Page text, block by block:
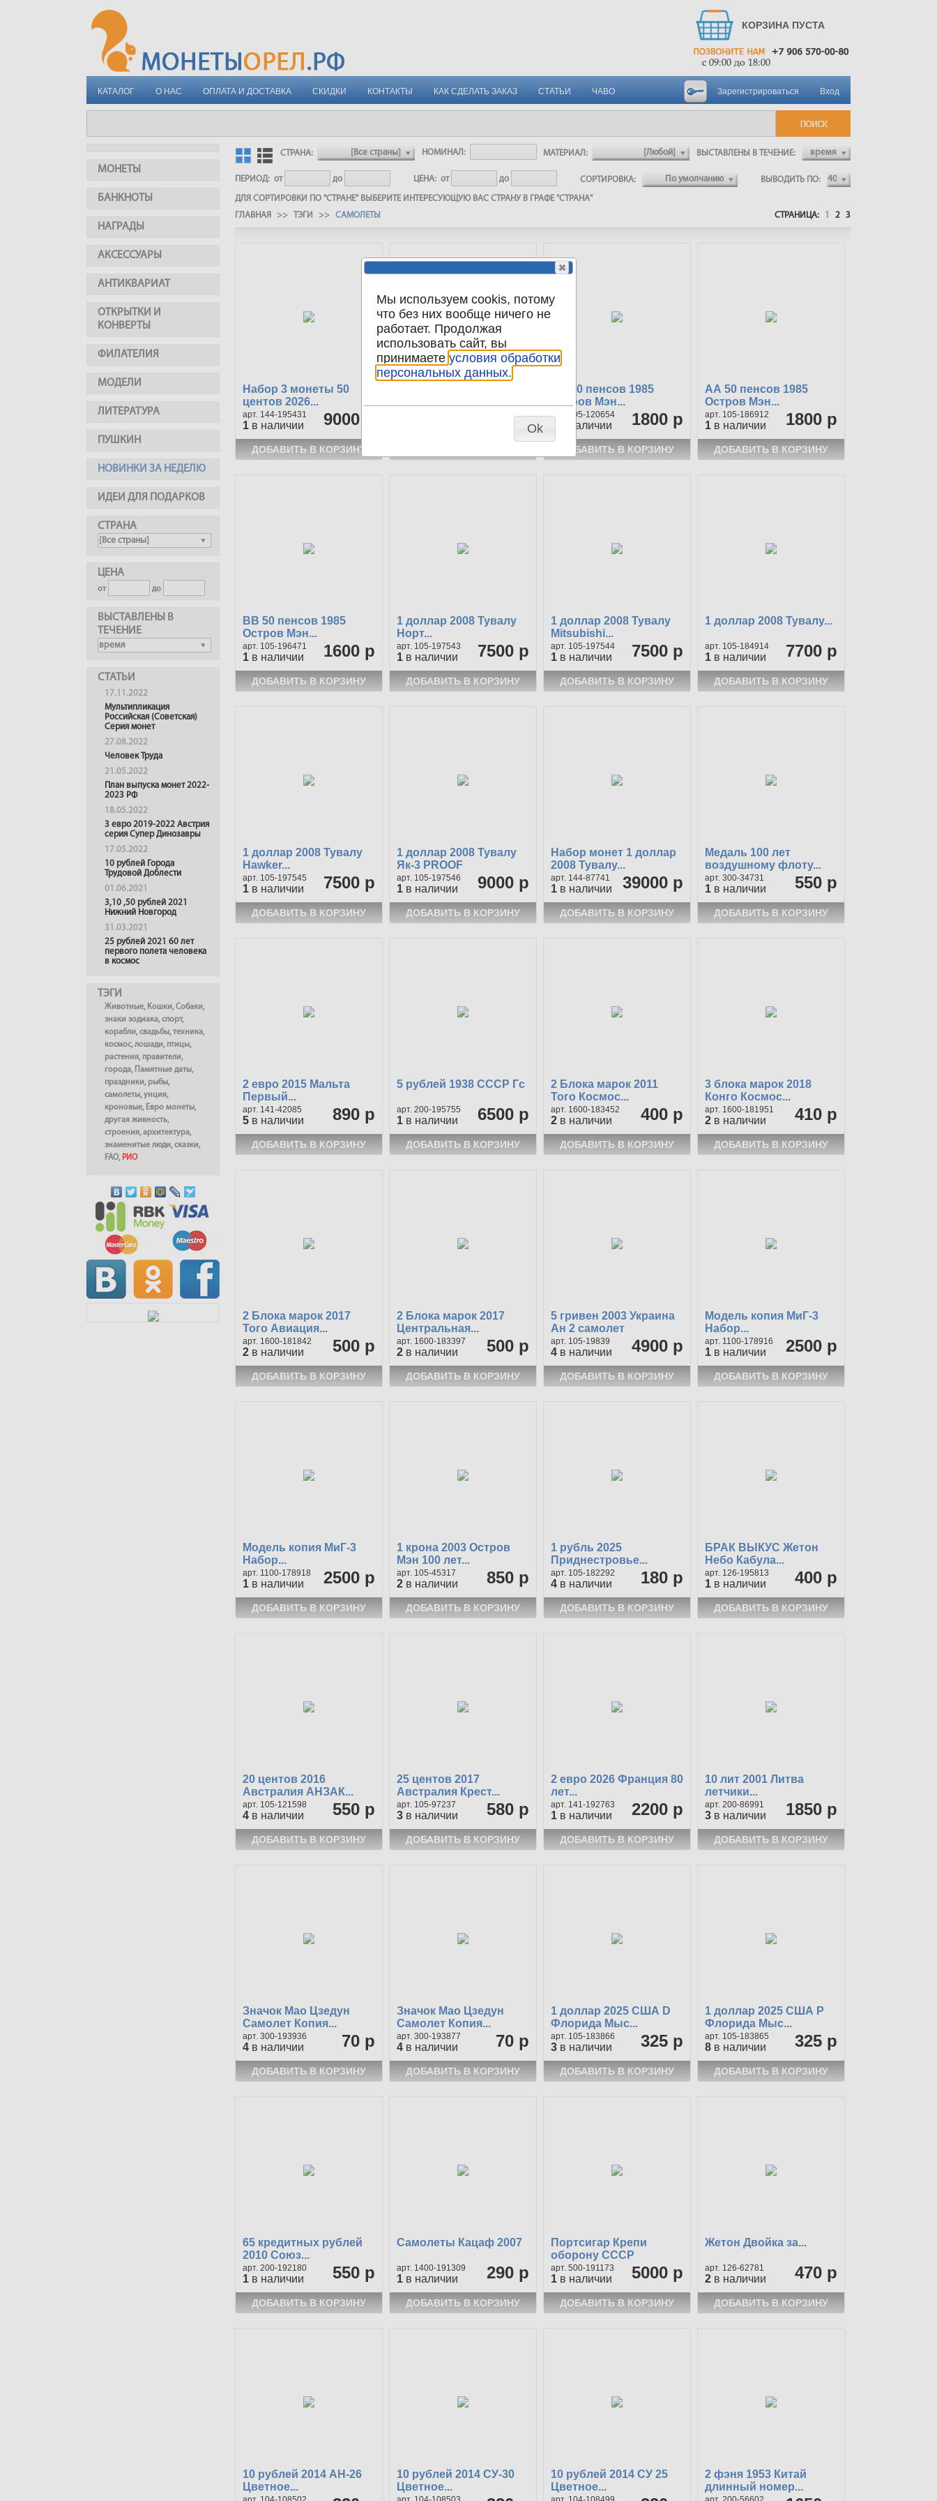
КОРЗИНА ПУСТА
КАТАЛОГ О НАС ОПЛАТА И ДОСТАВКА СКИДКИ КОНТАКТЫ КАК СДЕЛАТЬ ЗАКАЗ СТАТЬИ ЧАВО Вход
Зарегистрироваться
МОНЕТЫ
БАНКНОТЫ
НАГРАДЫ
АКСЕССУАРЫ
АНТИКВАРИАТ
ОТКРЫТКИ И
КОНВЕРТЫ
ФИЛАТЕЛИЯ
МОДЕЛИ
ЛИТЕРАТУРА
ПУШКИН
НОВИНКИ ЗА НЕДЕЛЮ
ИДЕИ ДЛЯ ПОДАРКОВ
СТРАНА
ЦЕНА
от до
ВЫСТАВЛЕНЫ В
ТЕЧЕНИЕ
СТАТЬИ
17.11.2022
Мультипликация
Российская (Советская)
Серия монет
27.08.2022
Человек Труда
21.05.2022
План выпуска монет 2022-
2023 РФ
18.05.2022
3 евро 2019-2022 Австрия
серия Супер Динозавры
17.05.2022
10 рублей Города
Трудовой Доблести
01.06.2021
3,10 ,50 рублей 2021
Нижний Новгород
31.03.2021
25 рублей 2021 60 лет
первого полета человека
в космос
ТЭГИ
Животные, Кошки,Собаки,
знаки зодиака,спорт,
корабли,свадьбы,техника,
космос,лошади, птицы,
растения, правители,
города, Памятные даты,
праздники, рыбы,
самолеты,унция,
кроновые, Евро монеты,
другая живность,
строения,архитектура,
знаменитые люди,сказки,
FAO, РИО
СТРАНА: НОМИНАЛ: МАТЕРИАЛ: ВЫСТАВЛЕНЫ В ТЕЧЕНИЕ:
ПЕРИОД: от до ЦЕНА: от до СОРТИРОВКА: ВЫВОДИТЬ ПО:
ДЛЯ СОРТИРОВКИ ПО "СТРАНЕ" ВЫБЕРИТЕ ИНТЕРЕСУЮЩУЮ ВАС СТРАНУ В ГРАФЕ "СТРАНА"
ГЛАВНАЯ
>> ТЭГИ >> САМОЛЕТЫ СТРАНИЦА: 1 2 3
Набор 3 монеты 50
центов 2026...
9000 р
144-195431
1 в наличии 1900 р
АА 50 пенсов 1985
Остров Мэн...
1800 р
105-120654
в наличии
АА 50 пенсов 1985
Остров Мэн...
1800 р
105-186912
1 в наличии
ВВ 50 пенсов 1985
Остров Мэн...
1600 р
105-196471
1 в наличии
1 доллар 2008 Тувалу
Норт...
7500 р
105-197543
1 в наличии
1 доллар 2008 Тувалу
Mitsubishi...
7500 р
105-197544
1 в наличии
1 доллар 2008 Тувалу...
7700 р
105-184914
1 в наличии
1 доллар 2008 Тувалу
Hawker...
7500 р
105-197545
1 в наличии
1 доллар 2008 Тувалу
Як-3 PROOF
9000 р
105-197546
1 в наличии
Набор монет 1 доллар
2008 Тувалу...
39000 р
144-87741
1 в наличии
Медаль 100 лет
воздушному флоту...
550 р
300-34731
1 в наличии
2 евро 2015 Мальта
Первый...
890 р
141-42085
5 в наличии
5 рублей 1938 СССР Гс
6500 р
200-195755
1 в наличии
2 Блока марок 2011
Того Космос...
400 р
1600-183452
2 в наличии
3 блока марок 2018
Конго Космос...
410 р
1600-181951
2 в наличии
2 Блока марок 2017
Того Авиация...
500 р
1600-181842
2 в наличии
2 Блока марок 2017
Центральная...
500 р
1600-183397
2 в наличии
5 гривен 2003 Украина
Ан 2 самолет
4900 р
105-19839
4 в наличии
Модель копия МиГ-3
Набор...
2500 р
1100-178916
1 в наличии
Модель копия МиГ-3
Набор...
2500 р
1100-178918
1 в наличии
1 крона 2003 Остров
Мэн 100 лет...
850 р
105-45317
2 в наличии
1 рубль 2025
Приднестровье...
180 р
105-182292
4 в наличии
БРАК ВЫКУС Жетон
Небо Кабула...
400 р
126-195813
1 в наличии
20 центов 2016
Австралия АНЗАК...
550 р
105-121598
4 в наличии
25 центов 2017
Австралия Крест...
580 р
105-97237
3 в наличии
2 евро 2026 Франция 80
лет...
2200 р
141-192763
1 в наличии
10 лит 2001 Литва
летчики...
1850 р
200-86991
3 в наличии
Значок Мао Цзедун
Самолет Копия...
70 р
300-193936
4 в наличии
Значок Мао Цзедун
Самолет Копия...
70 р
300-193877
4 в наличии
1 доллар 2025 США D
Флорида Мыс...
325 р
105-183866
3 в наличии
1 доллар 2025 США Р
Флорида Мыс...
325 р
105-183865
8 в наличии
65 кредитных рублей
2010 Союз...
550 р
200-192180
1 в наличии
Самолеты Кацаф 2007
290 р
1400-191309
1 в наличии
Портсигар Крепи
оборону СССР
5000 р
500-191173
1 в наличии
Жетон Двойка за...
470 р
126-62781
2 в наличии
10 рублей 2014 АН-26
Цветное...
10 рублей 2014 СУ-30
Цветное...
10 рублей 2014 СУ 25
Цветное...
2 фэня 1953 Китай
длинный номер...
Мы используем cookis, потому
что без них вообще ничего не
работает. Продолжая
использовать сайт, вы
принимаете условия обработки
персональных данных.
Ok